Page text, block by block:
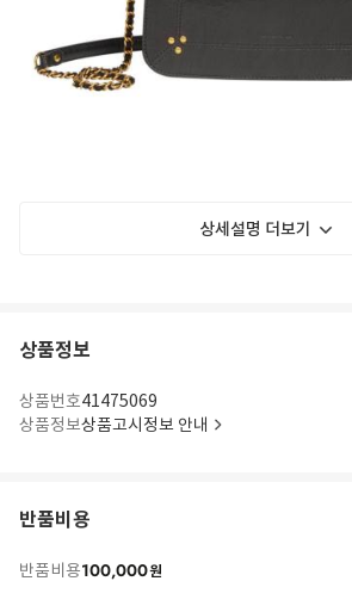
상세설명 더보기
상품정보
상품번호41475069
상품정보상품고시정보 안내
반품비용
반품비용100,000원